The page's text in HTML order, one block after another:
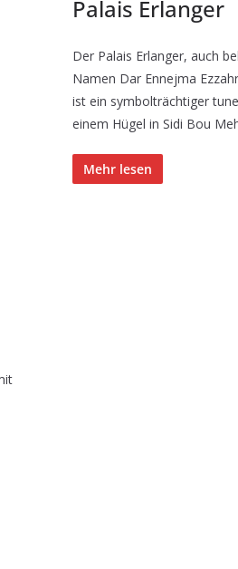
Palais Erlanger
Der Palais Erlanger, auch
Namen Dar Ennejma
ist ein symbolträchtiger
einem Hügel in Sidi Bou
Mehr lesen